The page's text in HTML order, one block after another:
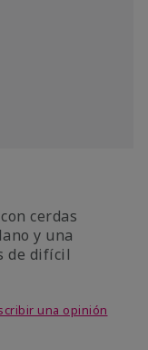
cerdas
y una
de difícil
una opinión